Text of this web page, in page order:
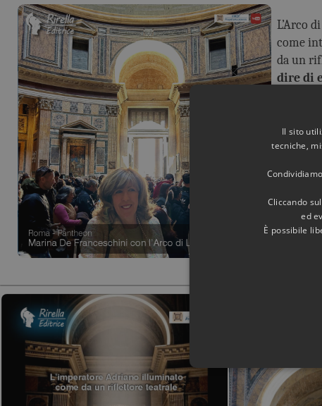
L’Arco
come
da un
dire di
Potete
suo libro
Il sito
tecniche,
Cliccando
ed
È possibile